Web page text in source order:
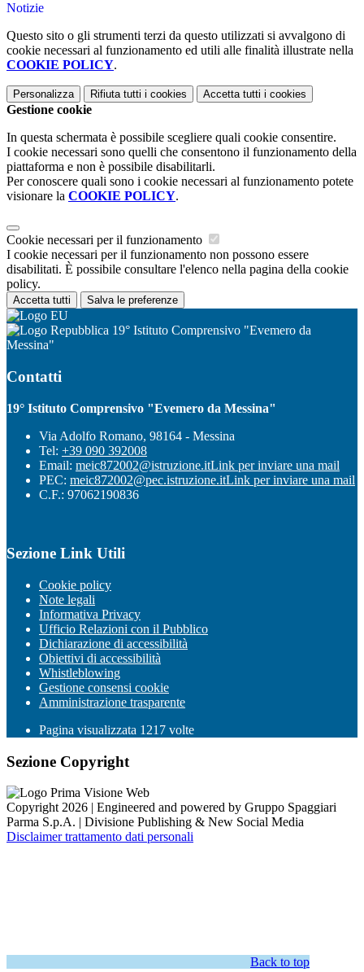
Notizie
Questo sito o gli strumenti terzi da questo utilizzati si avvalgono di
cookie necessari al funzionamento ed utili alle finalità illustrate nella
COOKIE POLICY.
Personalizza Rifiuta tutti i cookies Accetta tutti i cookies
Gestione cookie
In questa schermata è possibile scegliere quali cookie consentire.
I cookie necessari sono quelli che consentono il funzionamento della
piattaforma e non è possibile disabilitarli.
Per conoscere quali sono i cookie necessari al funzionamento potete
visionare la COOKIE POLICY.
Cookie necessari per il funzionamento
I cookie necessari per il funzionamento non possono essere
disabilitati. È possibile consultare l'elenco nella pagina della cookie
policy.
Accetta tutti Salva le preferenze
19° Istituto Comprensivo "Evemero da
Messina"
Contatti
19° Istituto Comprensivo "Evemero da Messina"
Via Adolfo Romano, 98164 - Messina
Tel: +39 090 392008
Email: meic872002@istruzione.itLink per inviare una mail
PEC: meic872002@pec.istruzione.itLink per inviare una mail
C.F.: 97062190836
Sezione Link Utili
Cookie policy
Note legali
Informativa Privacy
Ufficio Relazioni con il Pubblico
Dichiarazione di accessibilità
Obiettivi di accessibilità
Whistleblowing
Gestione consensi cookie
Amministrazione trasparente
Pagina visualizzata 1217 volte
Sezione Copyright
Copyright 2026 | Engineered and powered by Gruppo Spaggiari
Parma S.p.A. | Divisione Publishing & New Social Media
Disclaimer trattamento dati personali
Back to top